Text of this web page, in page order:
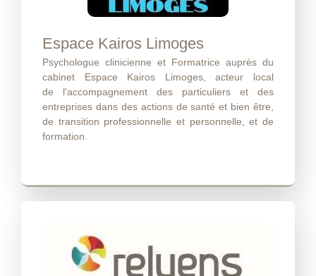
Espace Kairos Limoges
Psychologue clinicienne et Formatrice auprès du
cabinet Espace Kairos Limoges, acteur local
de l'accompagnement des particuliers et des
entreprises dans des actions de santé et bien être,
de transition professionnelle et personnelle, et de
formation.